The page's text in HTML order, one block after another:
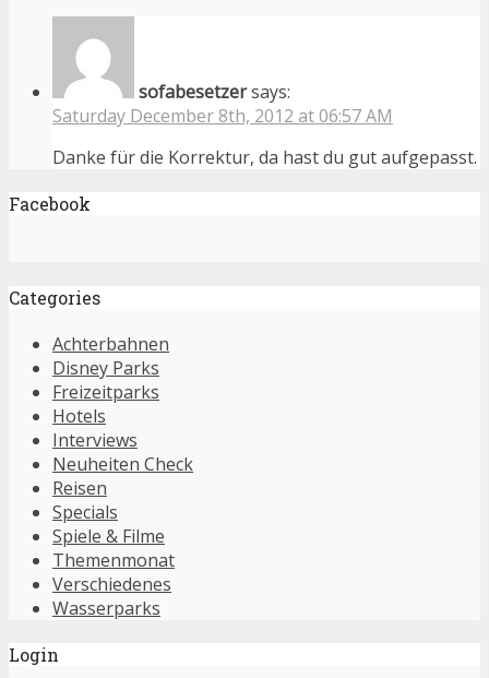
sofabesetzersays:
Saturday December 8th, 2012 at 06:57 AM
Danke für die Korrektur, da hast du gut aufgepasst.
Facebook
Categories
Achterbahnen
Disney Parks
Freizeitparks
Hotels
Interviews
Neuheiten Check
Reisen
Specials
Spiele & Filme
Themenmonat
Verschiedenes
Wasserparks
Login